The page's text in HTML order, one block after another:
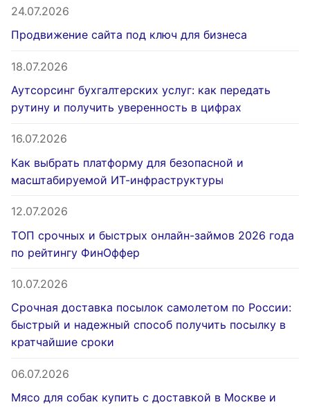
24.07.2026
Продвижение сайта под ключ для бизнеса
18.07.2026
Аутсорсинг бухгалтерских услуг: как передать
рутину и получить уверенность в цифрах
16.07.2026
Как выбрать платформу для безопасной и
масштабируемой ИТ-инфраструктуры
12.07.2026
ТОП срочных и быстрых онлайн-займов 2026 года
по рейтингу ФинОффер
10.07.2026
Срочная доставка посылок самолетом по России:
быстрый и надежный способ получить посылку в
кратчайшие сроки
06.07.2026
Мясо для собак купить с доставкой в Москве и